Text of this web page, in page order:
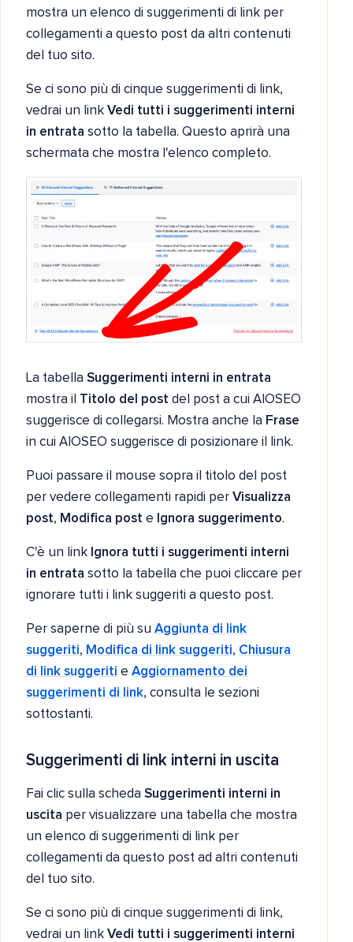
mostra un elenco di suggerimenti di link per
collegamenti a questo post da altri contenuti
del tuo sito.
Se ci sono più di cinque suggerimenti di link,
vedrai un link Vedi tutti i suggerimenti interni
in entrata sotto la tabella. Questo aprirà una
schermata che mostra l'elenco completo.
La tabella Suggerimenti interni in entrata
mostra il Titolo del post del post a cui AIOSEO
suggerisce di collegarsi. Mostra anche la Frase
in cui AIOSEO suggerisce di posizionare il link.
Puoi passare il mouse sopra il titolo del post
per vedere collegamenti rapidi per Visualizza
post, Modifica post e Ignora suggerimento.
C'è un link Ignora tutti i suggerimenti interni
in entrata sotto la tabella che puoi cliccare per
ignorare tutti i link suggeriti a questo post.
Per saperne di più su Aggiunta di link
suggeriti, Modifica di link suggeriti, Chiusura
di link suggeriti e Aggiornamento dei
suggerimenti di link, consulta le sezioni
sottostanti.
Suggerimenti di link interni in uscita
Fai clic sulla scheda Suggerimenti interni in
uscita per visualizzare una tabella che mostra
un elenco di suggerimenti di link per
collegamenti da questo post ad altri contenuti
del tuo sito.
Se ci sono più di cinque suggerimenti di link,
vedrai un link Vedi tutti i suggerimenti interni